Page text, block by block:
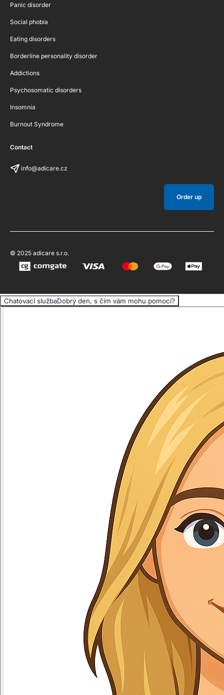
Panic disorder
Social phobia
Eating disorders
Borderline personality disorder
Addictions
Psychosomatic disorders
Insomnia
Burnout Syndrome
Contact
info@adicare.cz
Order up
© 2025 adicare s.r.o.